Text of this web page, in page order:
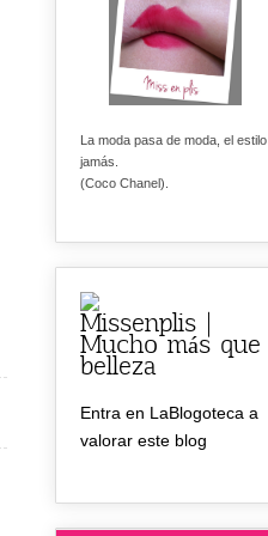
La moda pasa de moda, el estilo
jamás.
(Coco Chanel).
Missenplis |
Mucho más que
belleza
Entra en LaBlogoteca a
valorar este blog